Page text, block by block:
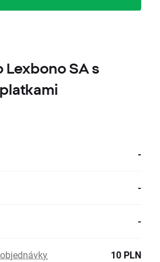
Lexbono SA s
-
-
-
10 PLN